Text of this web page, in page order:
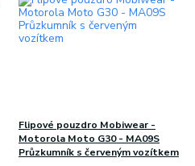
Flipové pouzdro Mobiwear -
Motorola Moto G30 - MA09S
Průzkumník s červeným vozítkem